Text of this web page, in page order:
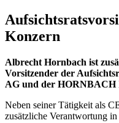
Konzern
Albrecht Hornbach ist
Vorsitzender der
AG und der HORNBACH
Neben seiner Tätigkeit als
zusätzliche Verantwortung